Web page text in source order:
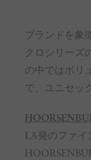
ブランドを象
クロシリーズ
の中ではボリ
で、ユニセッ
LA発のファイ